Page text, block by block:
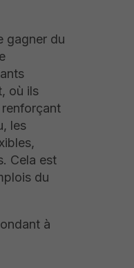
gagner du
où ils
les
Cela est
du
à